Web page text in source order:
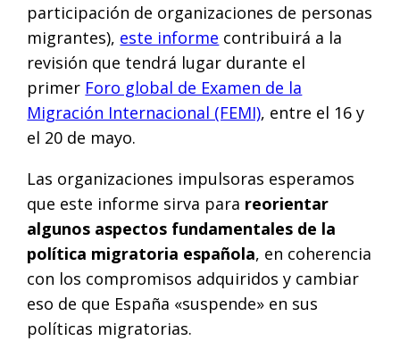
participación de organizaciones de personas
migrantes), este informe contribuirá a la
revisión que tendrá lugar durante el
primer Foro global de Examen de la
Migración Internacional (FEMI), entre el 16 y
el 20 de mayo.
Las organizaciones impulsoras esperamos
que este informe sirva para reorientar
algunos aspectos fundamentales de la
política migratoria española, en coherencia
con los compromisos adquiridos y cambiar
eso de que España «suspende» en sus
políticas migratorias.